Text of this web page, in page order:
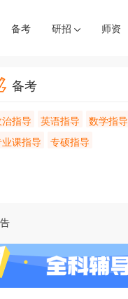
备考 研招 师资
备考
指导 英语指导
数学指导
课指导
专硕指导